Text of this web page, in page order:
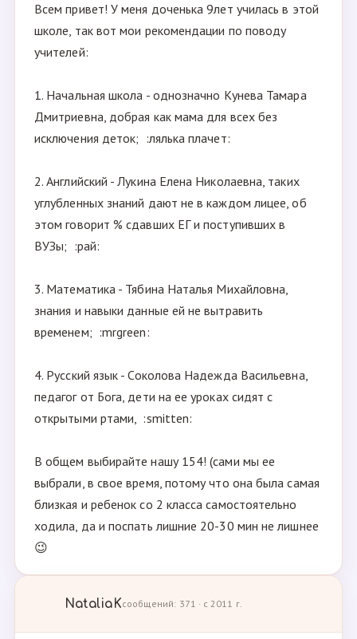
Всем привет! У меня доченька 9лет училась в этой
школе, так вот мои рекомендации по поводу
учителей:
1. Начальная школа - однозначно Кунева Тамара
Дмитриевна, добрая как мама для всех без
исключения деток; :лялька плачет:
2. Английский - Лукина Елена Николаевна, таких
углубленных знаний дают не в каждом лицее, об
этом говорит % сдавших ЕГ и поступивших в
ВУЗы; :рай:
3. Математика - Тябина Наталья Михайловна,
знания и навыки данные ей не вытравить
временем; :mrgreen:
4. Русский язык - Соколова Надежда Васильевна,
педагог от Бога, дети на ее уроках сидят с
открытыми ртами, :smitten:
В общем выбирайте нашу 154! (сами мы ее
выбрали, в свое время, потому что она была самая
близкая и ребенок со 2 класса самостоятельно
ходила, да и поспать лишние 20-30 мин не лишнее
😉
NataliaKсообщений: 371 · с 2011 г.